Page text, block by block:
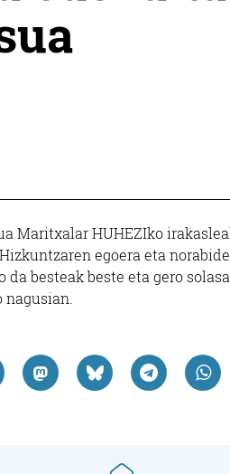
Maritxalar HUHEZIko
egoera eta
da besteak beste eta gero
nagusian.